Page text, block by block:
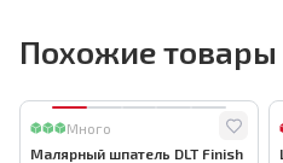
Похожие товары
Много
Малярный шпатель DLT Finish